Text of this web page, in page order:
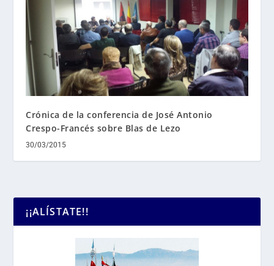
Crónica de la conferencia de José Antonio
Crespo-Francés sobre Blas de Lezo
30/03/2015
¡¡ALÍSTATE!!